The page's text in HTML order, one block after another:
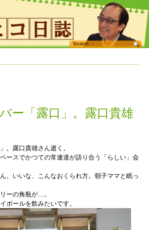
ー「露口」。露口貴雄
。露口貴雄さん逝く。
ースでかつての常連達が語り合う「らしい」会
。いいな、こんなおくられ方。朝子ママと眠っ
ーの角瓶が…。
ボールを飲みたいです。